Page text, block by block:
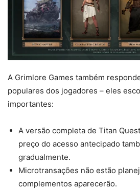
A Grimlore Games também
populares dos jogadores – eles
importantes:
A versão completa de Titan
preço do acesso antecipado
gradualmente.
Microtransações não estão
complementos aparecerão.